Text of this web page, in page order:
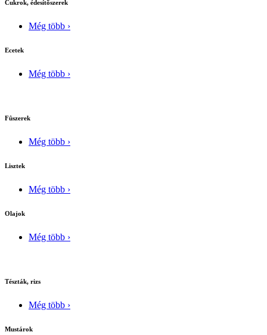
Cukrok, édesítõszerek
Még több ›
Ecetek
Még több ›
Fûszerek
Még több ›
Lisztek
Még több ›
Olajok
Még több ›
Tészták, rizs
Még több ›
Mustárok